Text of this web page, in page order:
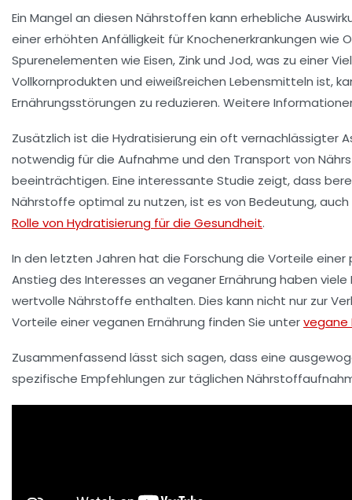
Ein Mangel an diesen Nährstoffen kann erhebliche
einer erhöhten Anfälligkeit fürKnochenerkrankungen wie
Spurenelementen wie Eisen, Zinkund Jod, was zu einer
Vollkornprodukten und eiweißreichen Lebensmitteln ist,
Ernährungsstörungen zu reduzieren. Weitere
Zusätzlich ist die Hydratisierung ein oft vernachlässigter
notwendig für die Aufnahme und den Transport von
beeinträchtigen. Eine interessante Studie zeigt, dass
Nährstoffe optimal zu nutzen, ist es von Bedeutung,
Rolle von Hydratisierung für die Gesundheit.
In den letzten Jahren hat die Forschung die Vorteile einer
Anstieg des Interesses an veganer Ernährung haben viele
wertvolle Nährstoffe enthalten. Dies kann nicht nur zur
Vorteile einer veganen Ernährung finden Sie untervegane
Zusammenfassend lässt sich sagen, dass eine
spezifische Empfehlungen zur täglichen